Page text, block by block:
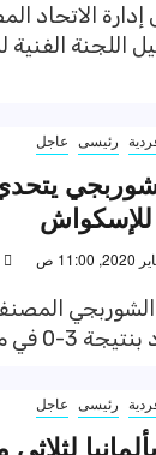
الاتحاد
اللجنة
رئيسى عاجل
نصف نهائي...
رئيسى عاجل